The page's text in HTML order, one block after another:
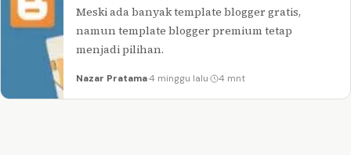
Meski ada banyak template blogger gratis,
namun template blogger premium tetap
menjadi pilihan.
Nazar Pratama·4 minggu lalu· 4 mnt